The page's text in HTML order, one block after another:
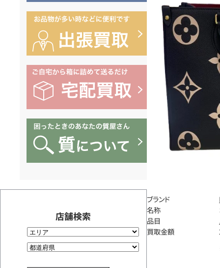
店舗検索
ブランド
名称
品目
買取金額